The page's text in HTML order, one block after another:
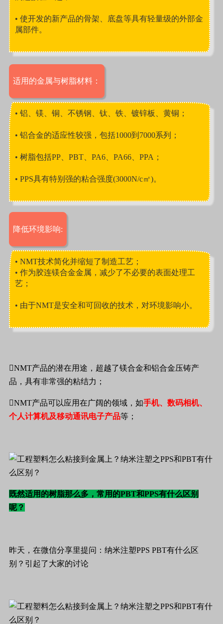
• 使开发的新产品的骨架、底盘等具有轻量级的外部金
属部件。
适用的金属与树脂材料：
• 铝、镁、铜、不锈钢、钛、铁、镀锌板、黄铜；
• 铝合金的适应性较强，包括1000到7000系列；
• 树脂包括PP 、PBT、PA6、PA66、PPA；
• PPS具有特别强的粘合强度(3000N/c㎡)。
降低环境影响:
• NMT技术简化并缩短了制造工艺；
• 作为胶连镁合金金属，减少了不必要的表面处理工
艺；
• 由于NMT是安全和可回收的技术，对环境影响小。
NMT产品的潜在用途，超越了镁合金和铝合金压铸产
品，具有非常强的粘结力；
NMT产品可以应用在广阔的领域，如手机、数码相机、
个人计算机及移动通讯电子产品等；
既然适用的树脂那么多，常用的PBT和PPS有什么区别
呢？
昨天，在微信分享里提问：纳米注塑PPS PBT有什么区
别？引起了大家的讨论